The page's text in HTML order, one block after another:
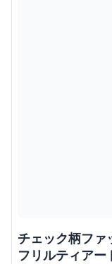
チェック柄ファ
フリルティアー